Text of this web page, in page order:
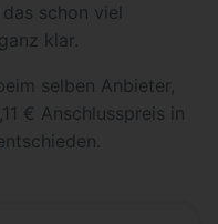
schon viel
klar.
selben Anbieter,
€ Anschlusspreis in